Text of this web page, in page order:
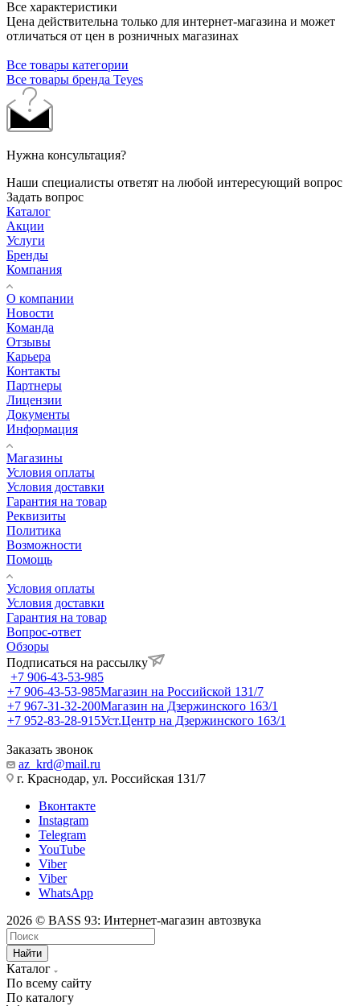
Все характеристики
Цена действительна только для интернет-магазина и может
отличаться от цен в розничных магазинах
Все товары категории
Все товары бренда Teyes
Нужна консультация?
Наши специалисты ответят на любой интересующий вопрос
Задать вопрос
Каталог
Акции
Услуги
Бренды
Компания
О компании
Новости
Команда
Отзывы
Карьера
Контакты
Партнеры
Лицензии
Документы
Информация
Магазины
Условия оплаты
Условия доставки
Гарантия на товар
Реквизиты
Политика
Возможности
Помощь
Условия оплаты
Условия доставки
Гарантия на товар
Вопрос-ответ
Обзоры
Подписаться на рассылку
+7 906-43-53-985
+7 906-43-53-985Магазин на Российской 131/7
+7 967-31-32-200Магазин на Дзержинского 163/1
+7 952-83-28-915Уст.Центр на Дзержинского 163/1
Заказать звонок
az_krd@mail.ru
г. Краснодар, ул. Российская 131/7
Вконтакте
Instagram
Telegram
YouTube
Viber
Viber
WhatsApp
2026 © BASS 93: Интернет-магазин автозвука
Найти
Каталог
По всему сайту
По каталогу